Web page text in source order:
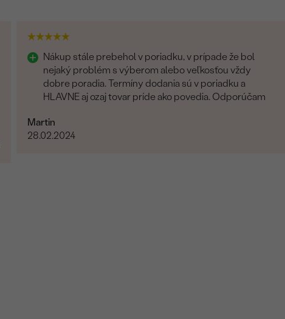
Nákup stále prebehol v poriadku, v prípade že bol
nejaký problém s výberom alebo veľkosťou vždy
dobre poradia. Termíny dodania sú v poriadku a
HLAVNE aj ozaj tovar príde ako povedia. Odporúčam
Martin
28.02.2024